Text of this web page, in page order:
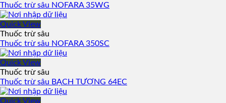
Thuốc trừ sâu NOFARA 35WG
Quick View
Thuốc trừ sâu
Thuốc trừ sâu NOFARA 350SC
Quick View
Thuốc trừ sâu
Thuốc trừ sâu BẠCH TƯỢNG 64EC
Quick View